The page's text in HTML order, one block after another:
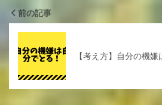
前の記事
【考え方】自分の機嫌